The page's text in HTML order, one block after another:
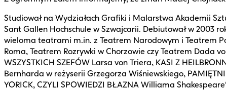
Studiował na Wydziałach Grafiki i Malarstwa Akademii
Sant Gallen Hochschule w Szwajcarii. Debiutował w 2003
wieloma teatrami m.in. z Teatrem Narodowym i Teatrem
Roma, Teatrem Rozrywki w Chorzowie czy Teatrem Dada
WSZYSTKICH SZEFÓW Larsa von Triera, KASI Z
Bernharda w reżyserii Grzegorza Wiśniewskiego,
YORICK, CZYLI SPOWIEDZI BŁAZNA Williama